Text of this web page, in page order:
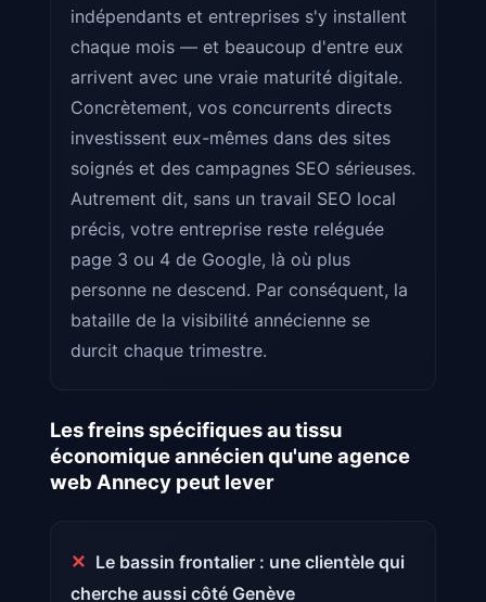
indépendants et entreprises s'y installent
chaque mois — et beaucoup d'entre eux
arrivent avec une vraie maturité digitale.
Concrètement, vos concurrents directs
investissent eux-mêmes dans des sites
soignés et des campagnes SEO sérieuses.
Autrement dit, sans un travail SEO local
précis, votre entreprise reste reléguée
page 3 ou 4 de Google, là où plus
personne ne descend. Par conséquent, la
bataille de la visibilité annécienne se
durcit chaque trimestre.
Les freins spécifiques au tissu
économique annécien qu'une agence
web Annecy peut lever
✕ Le bassin frontalier : une clientèle qui
cherche aussi côté Genève